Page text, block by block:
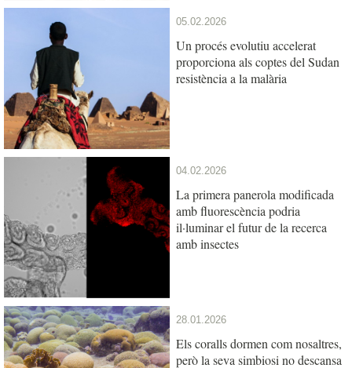
05.02.2026
Un procés evolutiu accelerat
proporciona als coptes del Sudan
resistència a la malària
04.02.2026
La primera panerola modificada
amb fluorescència podria
il·luminar el futur de la recerca
amb insectes
28.01.2026
Els coralls dormen com nosaltres,
però la seva simbiosi no descansa